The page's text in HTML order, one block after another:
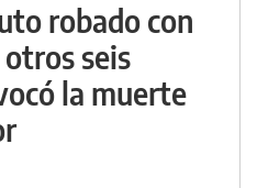
robado con
seis
la muerte